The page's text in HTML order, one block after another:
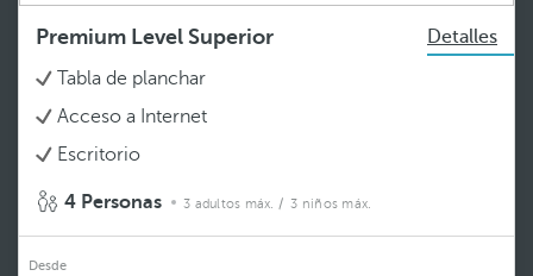
Premium Level Superior
Detalles
Tabla de planchar
Acceso a Internet
Escritorio
4 Personas 3 adultos máx. / 3 niños máx.
Desde